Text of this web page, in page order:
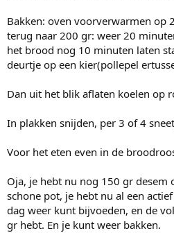
Bakken: oven voorverwarmen op
terug naar 200 gr: weer 20
het brood nog 10 minuten laten
deurtje op een kier(pollepel
Dan uit het blik aflaten koelen op
In plakken snijden, per 3 of 4
Voor het eten even in de
Oja, je hebt nu nog 150 gr desem
schone pot, je hebt nu al een
dag weer kunt bijvoeden, en de
gr hebt. En je kunt weer bakken.